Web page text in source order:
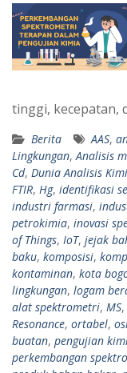
tinggi, kecepatan,
Berita AAS,
Lingkungan, Analisis
Cd, Dunia Analisis
FTIR, Hg, identifikasi
industri farmasi,
petrokimia, inovasi
of Things, IoT, jejak
baku, komposisi,
kontaminan, kota
lingkungan, logam
alat spektrometri, MS,
Resonance, ortabel,
buatan, pengujian
perkembangan